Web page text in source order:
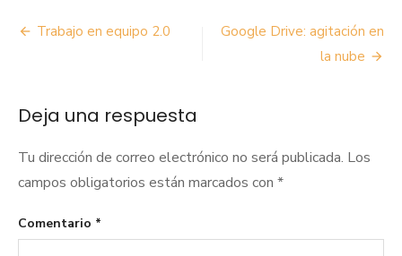
Navegación
Trabajo en equipo 2.0
Google Drive: agitación en
la nube
Deja una respuesta
Tu dirección de correo electrónico no será publicada. Los
campos obligatorios están marcados con *
Comentario *